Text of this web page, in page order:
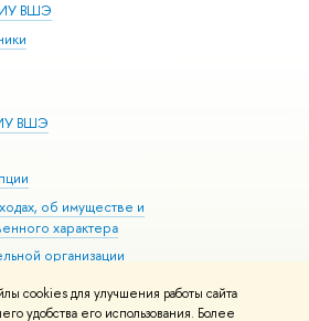
cookies для улучшения работы сайта
удобства его использования. Более
ВШЭ
ВШЭ
об имуществе и
характера
организации
здоровья